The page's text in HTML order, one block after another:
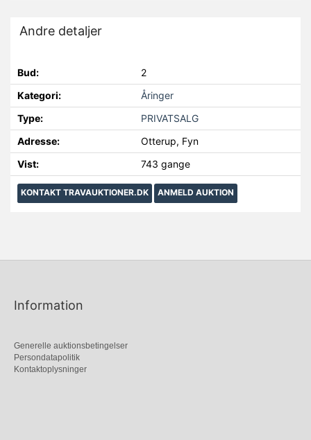
Andre detaljer
Bud:
2
Kategori:
Åringer
Type:
PRIVATSALG
Adresse:
Otterup, Fyn
Vist:
743 gange
KONTAKT TRAVAUKTIONER.DK ANMELD AUKTION
Information
Generelle auktionsbetingelser
Persondatapolitik
Kontaktoplysninger